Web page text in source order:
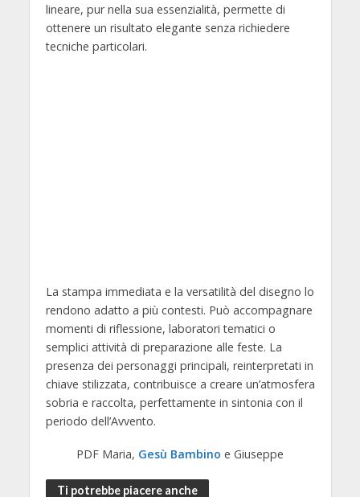
lineare, pur nella sua essenzialità, permette di
ottenere un risultato elegante senza richiedere
tecniche particolari.
La stampa immediata e la versatilità del disegno lo
rendono adatto a più contesti. Può accompagnare
momenti di riflessione, laboratori tematici o
semplici attività di preparazione alle feste. La
presenza dei personaggi principali, reinterpretati in
chiave stilizzata, contribuisce a creare un’atmosfera
sobria e raccolta, perfettamente in sintonia con il
periodo dell’Avvento.
PDF Maria, Gesù Bambino e Giuseppe
Ti potrebbe piacere anche